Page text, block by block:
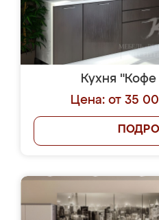
Кухня
Цена: от 35